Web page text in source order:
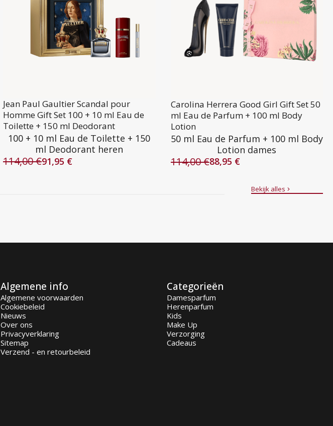
Jean Paul Gaultier Scandal pour
Homme Gift Set 100 + 10 ml Eau de
Toilette + 150 ml Deodorant
100 + 10 ml Eau de Toilette + 150
ml Deodorant heren
114,00€
Oorspronkelijke
91,95 €
Huidige
Carolina Herrera Good Girl Gift Set 50
ml Eau de Parfum + 100 ml Body
Lotion
50 ml Eau de Parfum + 100 ml Body
Lotion dames
114,00€
Oorspronkelijke
88,95 €
Huidige
Bekijk alles
Algemene info
Algemene voorwaarden
Cookiebeleid
Nieuws
Over ons
Privacyverklaring
Sitemap
Verzend - en retourbeleid
Categorieën
Damesparfum
Herenparfum
Kids
Make Up
Verzorging
Cadeaus